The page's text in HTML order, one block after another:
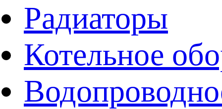
Радиаторы
Котельное